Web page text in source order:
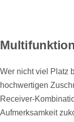
Wer nicht viel Platz
hochwertigen
Receiver-
Aufmerksamkeit